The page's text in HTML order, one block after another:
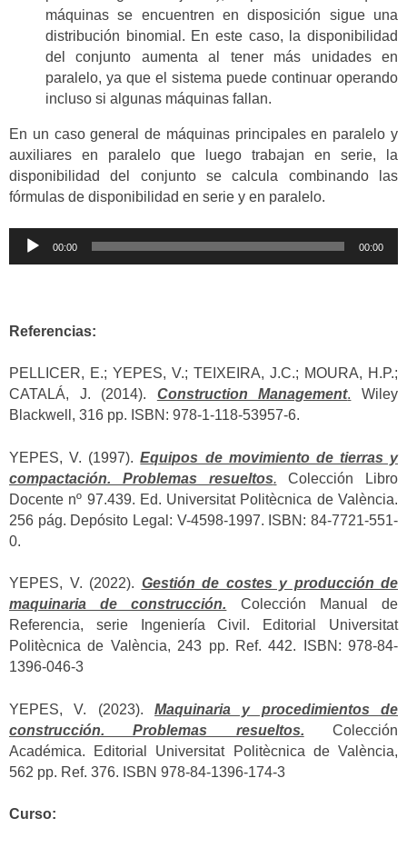
máquinas se encuentren en disposición sigue una
distribución binomial. En este caso, la disponibilidad
del conjunto aumenta al tener más unidades en
paralelo, ya que el sistema puede continuar operando
incluso si algunas máquinas fallan.
En un caso general de máquinas principales en paralelo y
auxiliares en paralelo que luego trabajan en serie, la
disponibilidad del conjunto se calcula combinando las
fórmulas de disponibilidad en serie y en paralelo.
Reproductor
00:00 00:00
Referencias:
PELLICER, E.; YEPES, V.; TEIXEIRA, J.C.; MOURA, H.P.;
CATALÁ, J. (2014). Construction Management. Wiley
Blackwell, 316 pp. ISBN: 978-1-118-53957-6.
YEPES, V. (1997).Equipos de movimiento de tierras y
compactación. Problemas resueltos. Colección Libro
Docente nº 97.439. Ed. Universitat Politècnica de València.
256 pág. Depósito Legal: V-4598-1997. ISBN: 84-7721-551-
0.
YEPES, V. (2022). Gestión de costes y producción de
maquinaria de construcción. Colección Manual de
Referencia, serie Ingeniería Civil. Editorial Universitat
Politècnica de València, 243 pp. Ref. 442. ISBN: 978-84-
1396-046-3
YEPES, V. (2023). Maquinaria y procedimientos de
construcción. Problemas resueltos. Colección
Académica. Editorial Universitat Politècnica de València,
562 pp. Ref. 376. ISBN 978-84-1396-174-3
Curso: